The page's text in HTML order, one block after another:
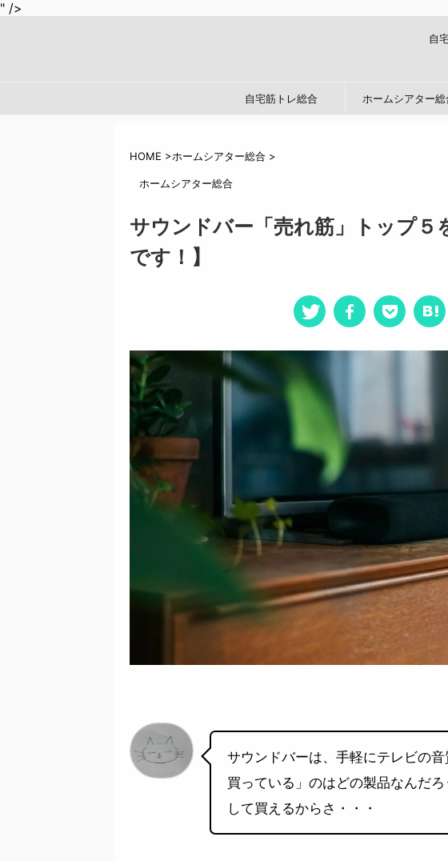
" />
自
自宅筋トレ総合 ホームシアター総
HOME >ホームシアター総合 >
ホームシアター総合
サウンドバー「売れ筋」トップ５
です！】
サウンドバーは、手軽にテレビの
買っている」のはどの製品なんだ
して買えるからさ・・・